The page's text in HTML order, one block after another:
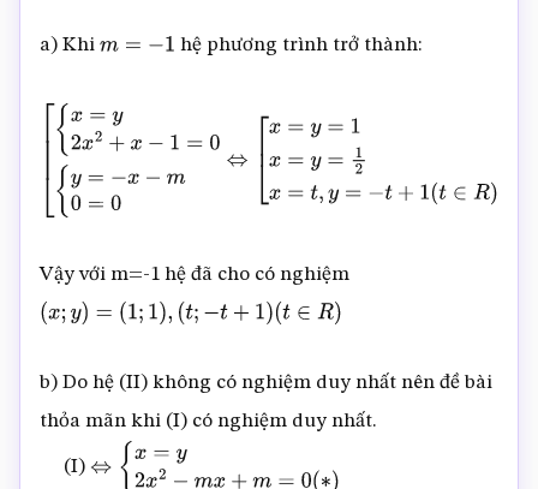
a) Khi m= hệ phương trình trở thành:
x=y +x =0 −x m0 =0 ⇔[x =
Vậy với m=-1 hệ đã cho có nghiệm
(x;y)= (1; 1),( t;−t +1 t∈R )
b) Do hệ (II) không có nghiệm duy nhất nên đề bài
thỏa mãn khi (I) có nghiệm duy nhất.
(I) ⇔ x=y2x 2− mx+m=0 (∗ )